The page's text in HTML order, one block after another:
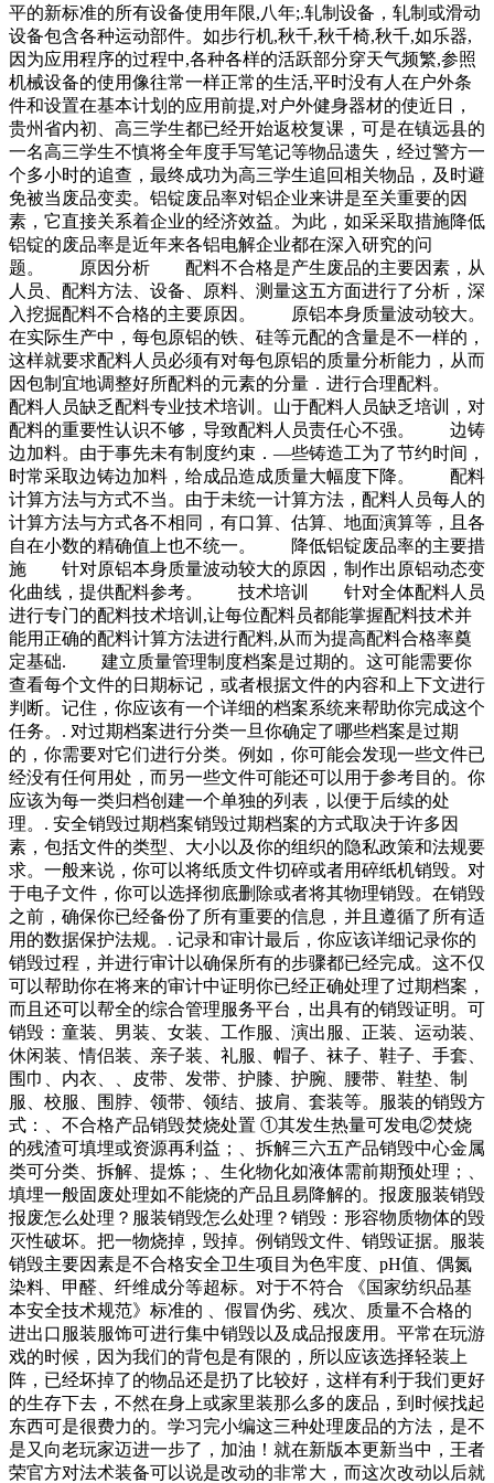
平的新标准的所有设备使用年限,八年;.轧制设备，轧制或滑动
设备包含各种运动部件。如步行机,秋千,秋千椅,秋千,如乐器,
因为应用程序的过程中,各种各样的活跃部分穿天气频繁,参照
机械设备的使用像往常一样正常的生活,平时没有人在户外条
件和设置在基本计划的应用前提,对户外健身器材的使近日，
贵州省内初、高三学生都已经开始返校复课，可是在镇远县的
一名高三学生不慎将全年度手写笔记等物品遗失，经过警方一
个多小时的追查，最终成功为高三学生追回相关物品，及时避
免被当废品变卖。铝锭废品率对铝企业来讲是至关重要的因
素，它直接关系着企业的经济效益。为此，如采采取措施降低
铝锭的废品率是近年来各铝电解企业都在深入研究的问
题。 原因分析 配料不合格是产生废品的主要因素，从
人员、配料方法、设备、原料、测量这五方面进行了分析，深
入挖掘配料不合格的主要原因。 原铝本身质量波动较大。
在实际生产中，每包原铝的铁、硅等元配的含量是不一样的，
这样就要求配料人员必须有对每包原铝的质量分析能力，从而
因包制宜地调整好所配料的元素的分量．进行合理配料。
配料人员缺乏配料专业技术培训。山于配料人员缺乏培训，对
配料的重要性认识不够，导致配料人员责任心不强。 边铸
边加料。由于事先未有制度约束．—些铸造工为了节约时间，
时常采取边铸边加料，给成品造成质量大幅度下降。 配料
计算方法与方式不当。由于未统一计算方法，配料人员每人的
计算方法与方式各不相同，有口算、估算、地面演算等，且各
自在小数的精确值上也不统一。 降低铝锭废品率的主要措
施 针对原铝本身质量波动较大的原因，制作出原铝动态变
化曲线，提供配料参考。 技术培训 针对全体配料人员
进行专门的配料技术培训,让每位配料员都能掌握配料技术并
能用正确的配料计算方法进行配料,从而为提高配料合格率奠
定基础. 建立质量管理制度档案是过期的。这可能需要你
查看每个文件的日期标记，或者根据文件的内容和上下文进行
判断。记住，你应该有一个详细的档案系统来帮助你完成这个
任务。. 对过期档案进行分类一旦你确定了哪些档案是过期
的，你需要对它们进行分类。例如，你可能会发现一些文件已
经没有任何用处，而另一些文件可能还可以用于参考目的。你
应该为每一类归档创建一个单独的列表，以便于后续的处
理。. 安全销毁过期档案销毁过期档案的方式取决于许多因
素，包括文件的类型、大小以及你的组织的隐私政策和法规要
求。一般来说，你可以将纸质文件切碎或者用碎纸机销毁。对
于电子文件，你可以选择彻底删除或者将其物理销毁。在销毁
之前，确保你已经备份了所有重要的信息，并且遵循了所有适
用的数据保护法规。. 记录和审计最后，你应该详细记录你的
销毁过程，并进行审计以确保所有的步骤都已经完成。这不仅
可以帮助你在将来的审计中证明你已经正确处理了过期档案，
而且还可以帮全的综合管理服务平台，出具有的销毁证明。可
销毁：童装、男装、女装、工作服、演出服、正装、运动装、
休闲装、情侣装、亲子装、礼服、帽子、袜子、鞋子、手套、
围巾、内衣、、皮带、发带、护膝、护腕、腰带、鞋垫、制
服、校服、围脖、领带、领结、披肩、套装等。服装的销毁方
式：、不合格产品销毁焚烧处置 ①其发生热量可发电②焚烧
的残渣可填埋或资源再利益；、拆解三六五产品销毁中心金属
类可分类、拆解、提炼；、生化物化如液体需前期预处理；、
填埋一般固废处理如不能烧的产品且易降解的。报废服装销毁
报废怎么处理？服装销毁怎么处理？销毁：形容物质物体的毁
灭性破坏。把一物烧掉，毁掉。例销毁文件、销毁证据。服装
销毁主要因素是不合格安全卫生项目为色牢度、pH值、偶氮
染料、甲醛、纤维成分等超标。对于不符合 《国家纺织品基
本安全技术规范》标准的 、假冒伪劣、残次、质量不合格的
进出口服装服饰可进行集中销毁以及成品报废用。平常在玩游
戏的时候，因为我们的背包是有限的，所以应该选择轻装上
阵，已经坏掉了的物品还是扔了比较好，这样有利于我们更好
的生存下去，不然在身上或家里装那么多的废品，到时候找起
东西可是很费力的。学习完小编这三种处理废品的方法，是不
是又向老玩家迈进一步了，加油！就在新版本更新当中，王者
荣官方对法术装备可以说是改动的非常大，而这次改动以后就